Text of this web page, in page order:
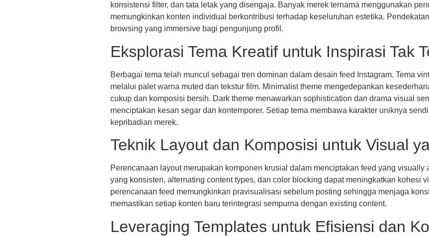
konsistensi filter, dan tata letak yang disengaja. Banyak merek ternama menggunakan
memungkinkan konten individual berkontribusi terhadap keseluruhan estetika.
browsing yang immersive bagi pengunjung profil.
Eksplorasi Tema Kreatif untuk Inspirasi Tak
Berbagai tema telah muncul sebagai tren dominan dalam desain feed Instagram. Tema
melalui palet warna muted dan tekstur film. Minimalist theme mengedepankan
cukup dan komposisi bersih. Dark theme menawarkan sophistication dan drama visual
menciptakan kesan segar dan kontemporer. Setiap tema membawa karakter uniknya
kepribadian merek.
Teknik Layout dan Komposisi untuk Visual
Perencanaan layout merupakan komponen krusial dalam menciptakan feed yang visually
yang konsisten, alternating content types, dan color blocking dapat meningkatkan kohesi
perencanaan feed memungkinkan pravisualisasi sebelum posting sehingga menjaga
memastikan setiap konten baru terintegrasi sempurna dengan existing content.
Leveraging Templates untuk Efisiensi dan